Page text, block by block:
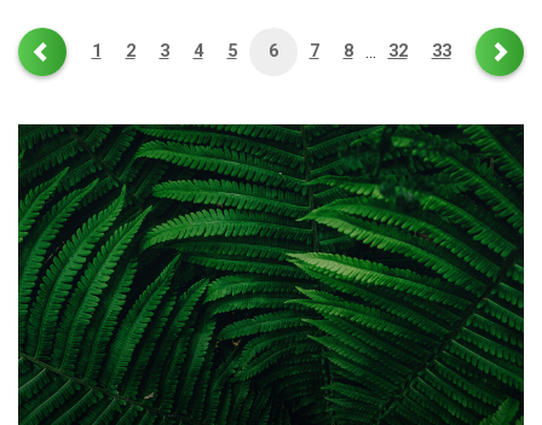
1 2 3 4 5 6 7 8 … 32 33